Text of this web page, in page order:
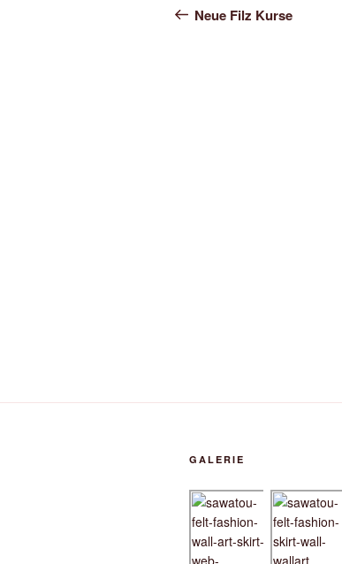
navigation
Beitrag
Neue Filz Kurse
GALERIE